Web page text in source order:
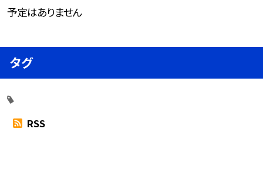
予定はありません
タグ
RSS